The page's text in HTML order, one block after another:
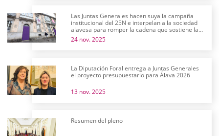
Las Juntas Generales hacen suya la campaña
institucional del 25N e interpelan a la sociedad
alavesa para romper la cadena que sostiene la
violencia machista
24 nov. 2025
La Diputación Foral entrega a Juntas Generales
el proyecto presupuestario para Álava 2026
13 nov. 2025
Resumen del pleno